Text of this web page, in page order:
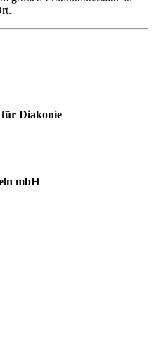
für Diakonie
mbH